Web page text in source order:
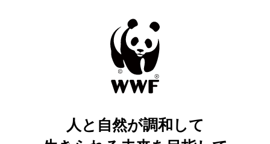
人と自然が調和して